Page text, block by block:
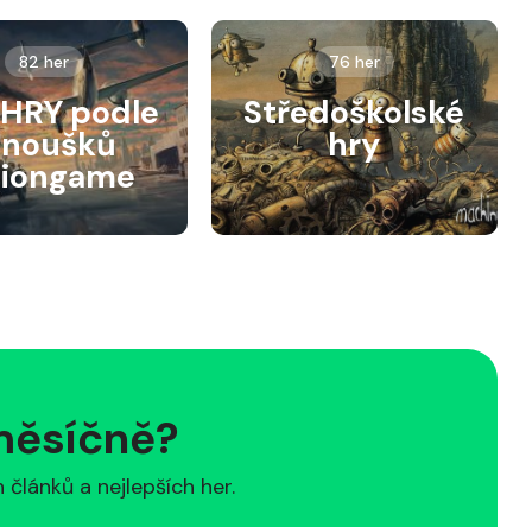
82 her
podle
76 her
Středoškolské
hry
a nejlepších her.